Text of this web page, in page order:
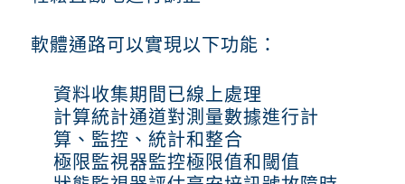
軟體通路可以實現以下功能：
資料收集期間已線上處理
計算統計通道對測量數據進行計
算、監控、統計和整合
極限監視器監控極限值和閾值